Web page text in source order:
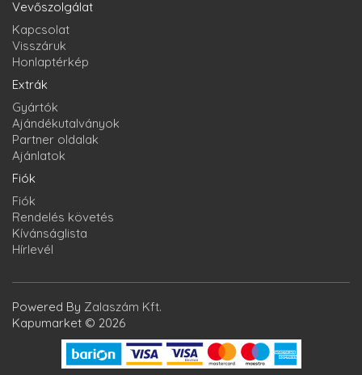
Vevőszolgálat
Kapcsolat
Visszáruk
Honlaptérkép
Extrák
Gyártók
Ajándékutalványok
Partner oldalak
Ajánlatok
Fiók
Fiók
Rendelés követés
Kívánságlista
Hírlevél
Powered By Zalaszám Kft.
Kapumarket © 2026